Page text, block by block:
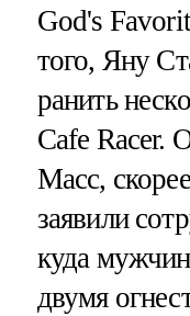
God's
того, Яну
ранить
Cafe Racer.
Масс,
заявили
куда
двумя